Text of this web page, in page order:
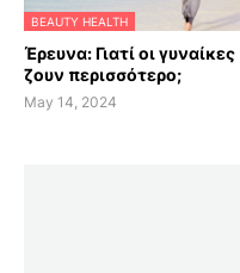
BEAUTY HEALTH
Έρευνα: Γιατί οι γυναίκες
ζουν περισσότερο;
May 14, 2024